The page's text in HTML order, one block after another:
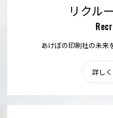
リクル
あけぼの印刷社の未来
詳し